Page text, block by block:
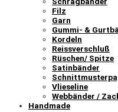
Filz
Garn
Gummi- &
Kordeln
Reissverschluß
Rüschen/ Spitze
Satinbänder
Vlieseline
Webbänder /
Handmade